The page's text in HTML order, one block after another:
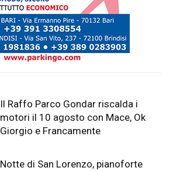
Il Raffo Parco Gondar riscalda i
motori il 10 agosto con Mace, Ok
Giorgio e Francamente
Notte di San Lorenzo, pianoforte